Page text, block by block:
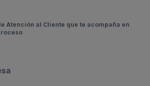
Atención al Cliente que te acompaña en